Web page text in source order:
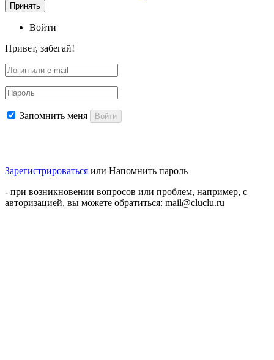
Принять
Войти
Привет, забегай!
Запомнить меня Войти
Зарегистрироваться или Напомнить пароль
- при возникновении вопросов или проблем, например, с
авторизацией, вы можете обратиться: mail@cluclu.ru